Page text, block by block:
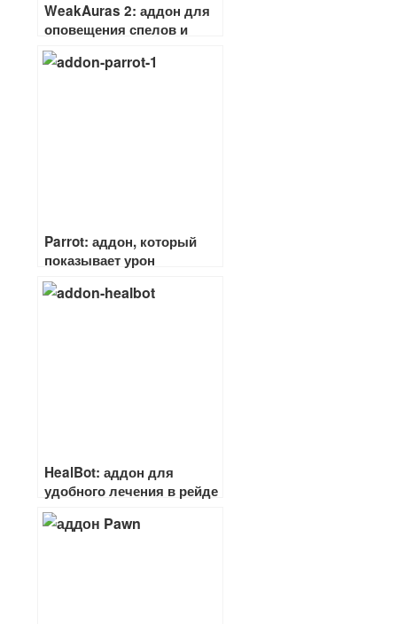
WeakAuras 2: аддон для
оповещения спелов и
проков
Parrot: аддон, который
показывает урон
HealBot: аддон для
удобного лечения в рейде